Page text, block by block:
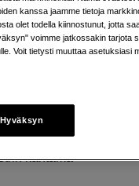
:Varastossa
ja kameroille
kantama
kanssa jaamme tietoja
olet todella kiinnostunut, jotta
voimme jatkossakin tarjota
Voit tietysti muuttaa asetuksiasi
Hyväksyn